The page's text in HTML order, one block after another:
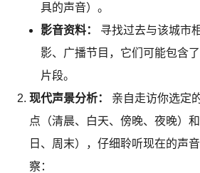
具的声音）。
影音资料：
寻找过去与该城市
影、广播节目，它们可能包含
片段。
现代声景分析：
亲自走访你选定
点（清晨、白天、傍晚、夜晚）
日、周末），仔细聆听现在的声
察：